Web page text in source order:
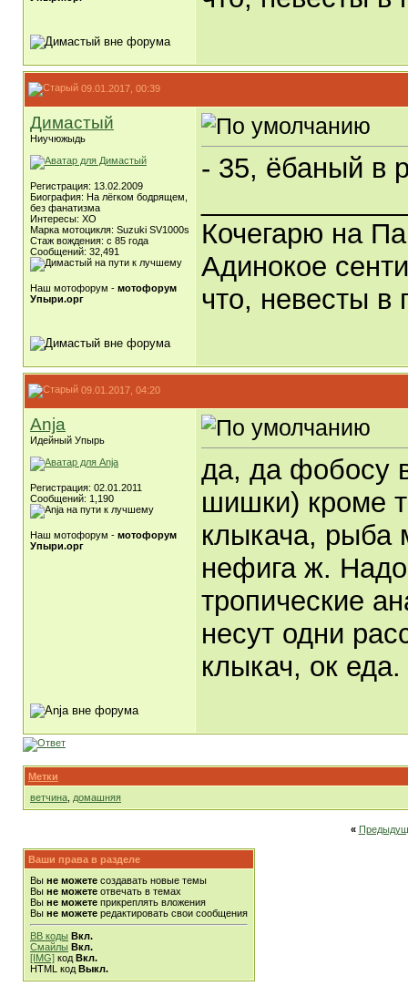
09.01.2017, 00:39
Димастый
Ниучюжыдь
Регистрация: 13.02.2009
Биография: На лёгком бодрящем,
без фанатизма
Интересы: ХО
Марка мотоцикля: Suzuki SV1000s
Стаж вождения: с 85 года
Сообщений: 32,491
Наш мотофорум - мотофорум
Упыри.орг
- 35, ёбаный в
Кочегарю на
Адинокое
что, невесты в
09.01.2017, 04:20
Anja
Идейный Упырь
Регистрация: 02.01.2011
Сообщений: 1,190
Наш мотофорум - мотофорум
Упыри.орг
да, да фобосу
шишки) кроме
клыкача, рыба
нефига ж.
тропические
несут одни
клыкач, ок еда.
Метки
ветчина домашняя
«
Ваши права в разделе
Вы не можете создавать новые темы
Вы не можете отвечать в темах
Вы не можете прикреплять вложения
Вы не можете редактировать свои сообщения
BB коды Вкл.
Смайлы Вкл.
[IMG] код Вкл.
HTML код Выкл.